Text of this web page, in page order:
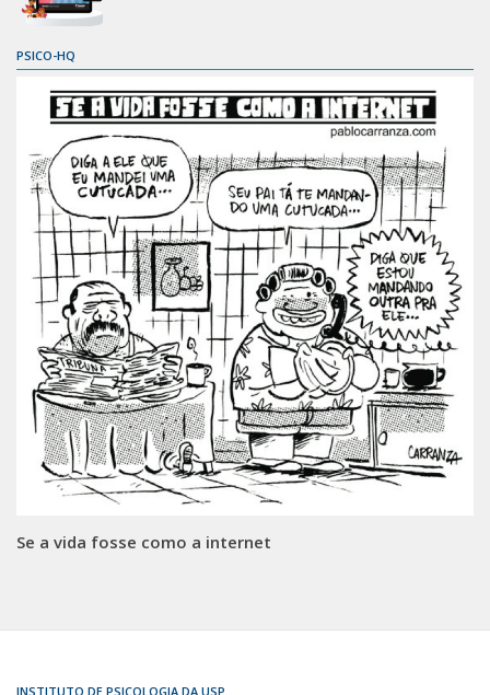
PSICO-HQ
Se a vida fosse como a internet
INSTITUTO DE PSICOLOGIA DA USP